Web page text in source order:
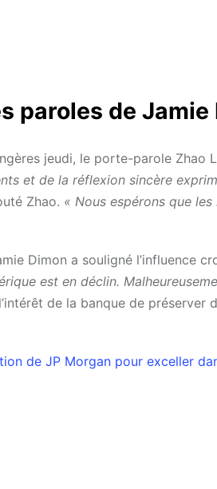
paroles de Jamie
jeudi, le porte-parole Zhao
et de la réflexion sincère
Zhao. « Nous espérons que
Dimon a souligné l’influence
est en déclin.
de la banque de préserver
de JP Morgan pour exceller